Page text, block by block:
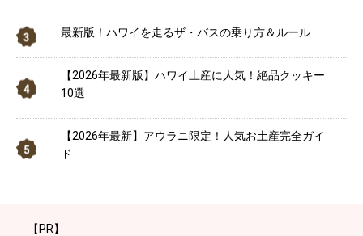
最新版！ハワイを走るザ・バスの乗り方＆ルール
【2026年最新版】ハワイ土産に人気！絶品クッキー
10選
【2026年最新】アウラニ限定！人気お土産完全ガイ
ド
【PR】